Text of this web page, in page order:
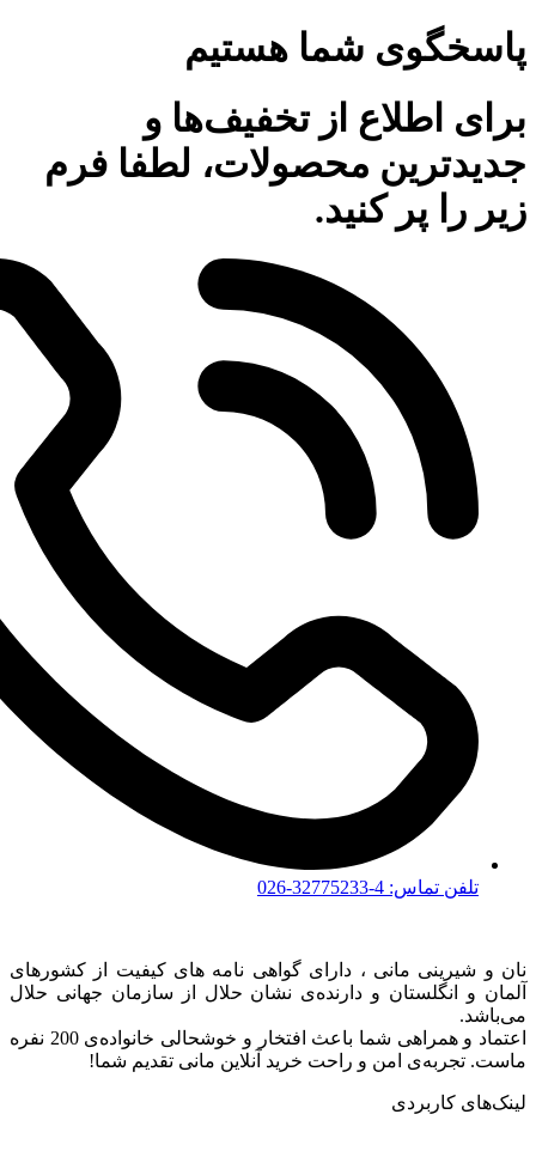
پاسخگوی شما هستیم
برای اطلاع از تخفیف‌ها و
جدیدترین محصولات، لطفا فرم
زیر را پر کنید.
تلفن تماس: 4-32775233-026
نان و شیرینی مانی ، دارای گواهی نامه های کیفیت از کشورهای
آلمان و انگلستان و دارنده‌ی نشان حلال از سازمان جهانی حلال
می‌باشد.
اعتماد و همراهی شما باعث افتخار و خوشحالی خانواده‌ی 200 نفره
ماست. تجربه‌ی امن و راحت خرید آنلاین مانی تقدیم شما!
لینک‌های کاربردی